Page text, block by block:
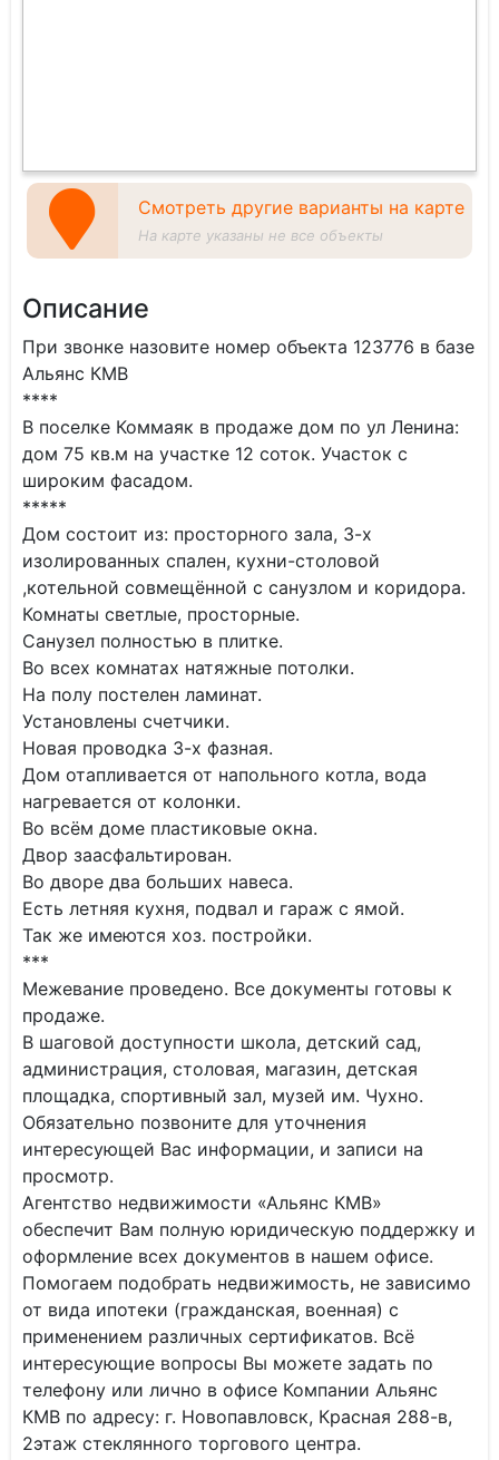
Смотреть другие варианты на карте
На карте указаны не все объекты
Описание
При звонке назовите номер объекта 123776 в базе
Альянс КМВ
****
В поселке Коммаяк в продаже дом по ул Ленина:
дом 75 кв.м на участке 12 соток. Участок с
широким фасадом.
*****
Дом состоит из: просторного зала, 3-х
изолированных спален, кухни-столовой
,котельной совмещённой с санузлом и коридора.
Комнаты светлые, просторные.
Санузел полностью в плитке.
Во всех комнатах натяжные потолки.
На полу постелен ламинат.
Установлены счетчики.
Новая проводка 3-х фазная.
Дом отапливается от напольного котла, вода
нагревается от колонки.
Во всём доме пластиковые окна.
Двор заасфальтирован.
Во дворе два больших навеса.
Есть летняя кухня, подвал и гараж с ямой.
Так же имеются хоз. постройки.
***
Межевание проведено. Все документы готовы к
продаже.
В шаговой доступности школа, детский сад,
администрация, столовая, магазин, детская
площадка, спортивный зал, музей им. Чухно.
Обязательно позвоните для уточнения
интересующей Вас информации, и записи на
просмотр.
Агентство недвижимости «Альянс КМВ»
обеспечит Вам полную юридическую поддержку и
оформление всех документов в нашем офисе.
Помогаем подобрать недвижимость, не зависимо
от вида ипотеки (гражданская, военная) с
применением различных сертификатов. Всё
интересующие вопросы Вы можете задать по
телефону или лично в офисе Компании Альянс
КМВ по адресу: г. Новопавловск, Красная 288-в,
2этаж стеклянного торгового центра.